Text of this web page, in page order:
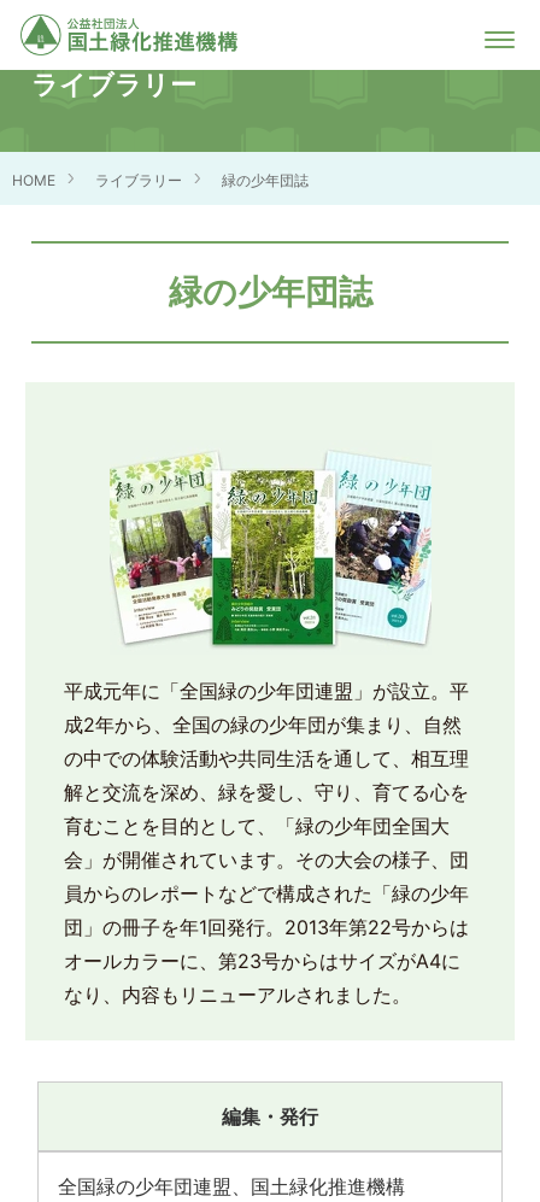
ライブラリー
HOME ライブラリー 緑の少年団誌
緑の少年団誌
平成元年に「全国緑の少年団連盟」が設立。平
成2年から、全国の緑の少年団が集まり、自然
の中での体験活動や共同生活を通して、相互理
解と交流を深め、緑を愛し、守り、育てる心を
育むことを目的として、「緑の少年団全国大
会」が開催されています。その大会の様子、団
員からのレポートなどで構成された「緑の少年
団」の冊子を年1回発行。2013年第22号からは
オールカラーに、第23号からはサイズがA4に
なり、内容もリニューアルされました。
編集・発行
全国緑の少年団連盟、国土緑化推進機構